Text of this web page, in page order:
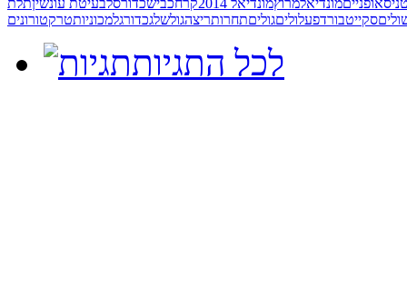
סקייטבורדפעלוליםגוליםתחרותריצהגולשלגכדורגלמכוניותטרקטורונים
לכל התגיות